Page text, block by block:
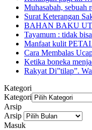
Muhasabah, sebuah
Surat Keterangan
BAHAN BAKU
Tayamum : tidak
Manfaat kulit
Cara Membalas
Ketika boneka
Rakyat Di”tilap”.
Kategori
Kategori
Arsip
Arsip
Masuk